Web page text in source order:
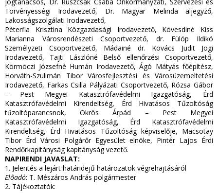
Törvényességi Irodavezető, Dr. Magyar Melinda aljegyző,
Lakosságszolgálati Irodavezető,
Péterfia Krisztina Közgazdasági Irodavezető, Kövesdiné Kiss
Marianna Városrendészeti Csoportvezető, dr. Fülöp Ildikó
Személyzeti Csoportvezető, Mádainé dr. Kovács Judit Jogi
Irodavezető, Tajti Lászlóné Belső ellenőrzési Csoportvezető,
Körmöczi Józsefné Humán Irodavezető, Ágó Mátyás főépítész,
Horváth-Szulimán Tibor Városfejlesztési és Városüzemeltetési
Irodavezető, Farkas Csilla Pályázati Csoportvezető, Rózsa Gábor
– Pest Megyei Katasztrófavédelmi Igazgatóság, Érd
Katasztrófavédelmi Kirendeltség, Érd Hivatásos Tűzoltóság
tűzoltóparancsnok, Ökrös Árpád – Pest Megyei
Katasztrófavédelmi Igazgatóság, Érd Katasztrófavédelmi
Kirendeltség, Érd Hivatásos Tűzoltóság képviselője, Macsotay
Tibor Érd Városi Polgárőr Egyesület elnöke, Pintér Lajos Érdi
Rendőrkapitányság kapitányság vezető.
NAPIRENDI JAVASLAT:
1. Jelentés a lejárt határidejű határozatok végrehajtásáról
Előadó: T. Mészáros András polgármester
2. Tájékoztatók: